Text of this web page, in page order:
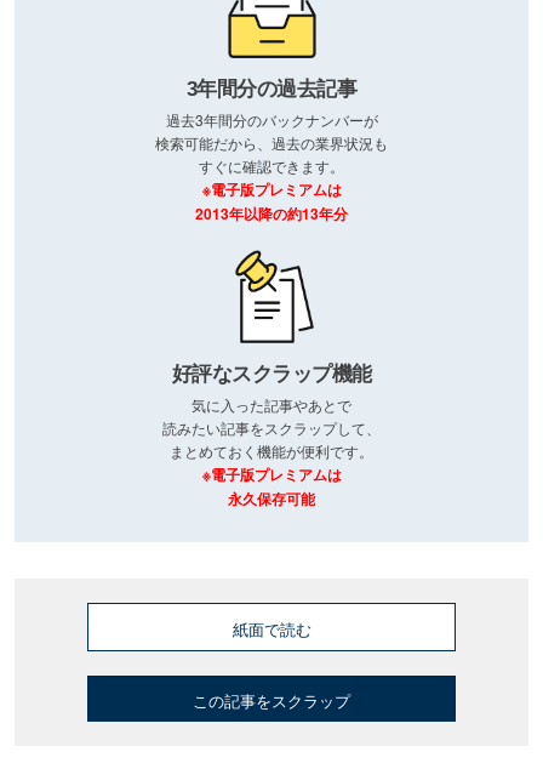
3年間分の過去記事
過去3年間分のバックナンバーが
検索可能だから、過去の業界状況も
すぐに確認できます。
※電子版プレミアムは
2013年以降の約13年分
好評なスクラップ機能
気に入った記事やあとで
読みたい記事をスクラップして、
まとめておく機能が便利です。
※電子版プレミアムは
永久保存可能
紙面で読む
この記事をスクラップ